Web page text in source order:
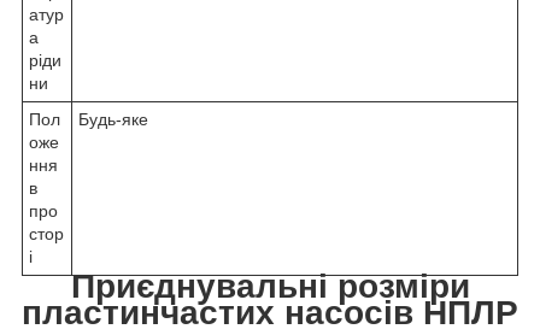
атур
а
ріди
ни
Пол
оже
ння
в
про
стор
і
Будь-яке
Приєднувальні розміри
пластинчастих насосів НПЛР